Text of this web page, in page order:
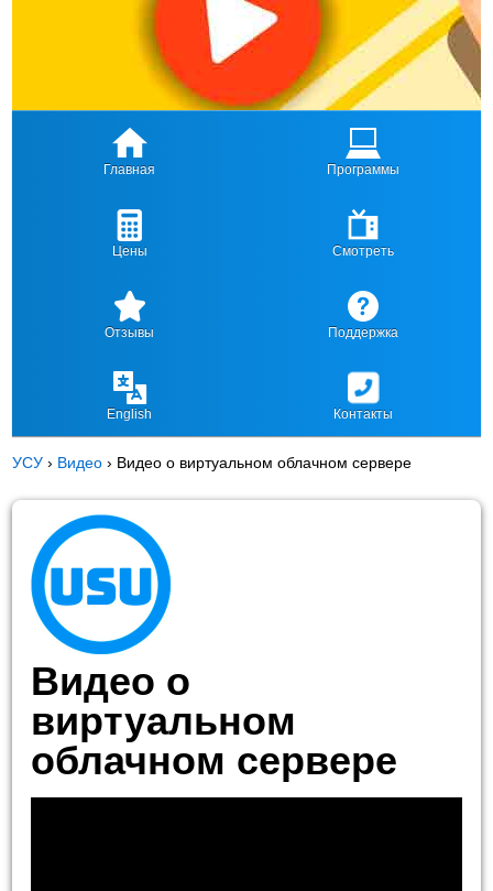
Главная Программы
Цены Смотреть
Отзывы Поддержка
English Контакты
УСУ › Видео › Видео о виртуальном облачном сервере
Видео о
виртуальном
облачном сервере